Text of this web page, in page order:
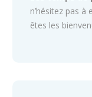
n’hésitez pas à
êtes les